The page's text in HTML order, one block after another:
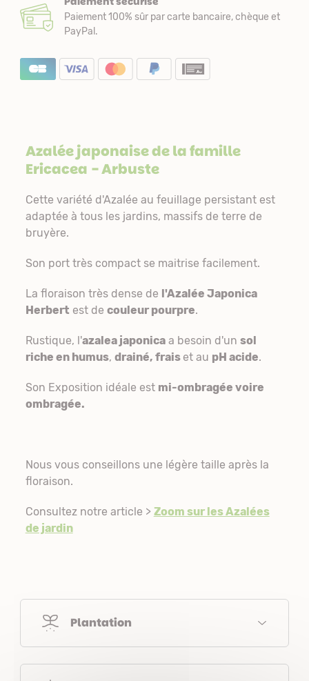
Paiement 100% sûr par carte bancaire, chèque et
PayPal.
Azalée japonaise de la famille
Ericacea - Arbuste
Cette variété d'Azalée au feuillage persistant est
adaptée à tous les jardins, massifs de terre de
bruyère.
Son port très compact se maitrise facilement.
La floraison très dense de l'Azalée Japonica
Herbert est de couleur pourpre.
Rustique, l'azalea japonicaa besoin d'un sol
riche en humus, drainé, frais et au pH acide.
Son Exposition idéale est mi-ombragée voire
ombragée.
Nous vous conseillons une légère taille après la
floraison.
Consultez notre article > Zoom sur les Azalées
de jardin
Plantation